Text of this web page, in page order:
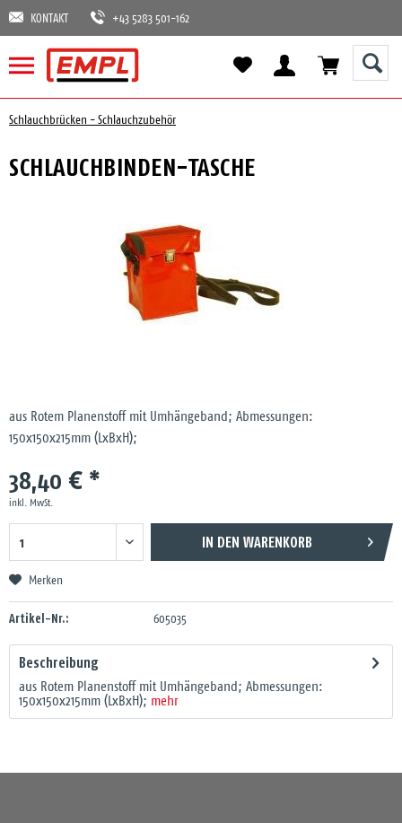
KONTAKT +43 5283 501-162
Schlauchbrücken - Schlauchzubehör
SCHLAUCHBINDEN-TASCHE
aus Rotem Planenstoff mit Umhängeband; Abmessungen:
150x150x215mm (LxBxH);
38,40 € *
inkl. MwSt.
IN DEN WARENKORB
Merken
Artikel-Nr.: 605035
Beschreibung
aus Rotem Planenstoff mit Umhängeband; Abmessungen:
150x150x215mm (LxBxH); mehr